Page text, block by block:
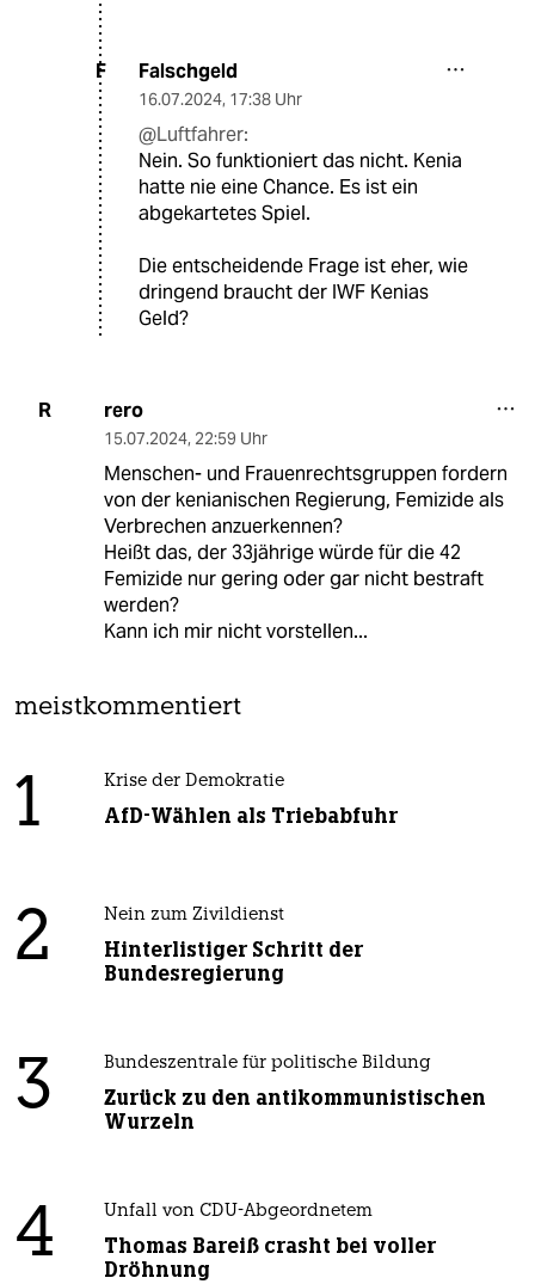
F Falschgeld
16.07.2024, 17:38 Uhr
@Luftfahrer:
Nein. So funktioniert das nicht. Kenia
hatte nie eine Chance. Es ist ein
abgekartetes Spiel.
Die entscheidende Frage ist eher, wie
dringend braucht der IWF Kenias
Geld?
R rero
15.07.2024, 22:59 Uhr
Menschen- und Frauenrechtsgruppen fordern
von der kenianischen Regierung, Femizide als
Verbrechen anzuerkennen?
Heißt das, der 33jährige würde für die 42
Femizide nur gering oder gar nicht bestraft
werden?
Kann ich mir nicht vorstellen...
meistkommentiert
1 Krise der Demokratie
AfD-Wählen als Triebabfuhr
2 Nein zum Zivildienst
Hinterlistiger Schritt der
Bundesregierung
3 Bundeszentrale für politische Bildung
Zurück zu den antikommunistischen
Wurzeln
4 Unfall von CDU-Abgeordnetem
Thomas Bareiß crasht bei voller
Dröhnung